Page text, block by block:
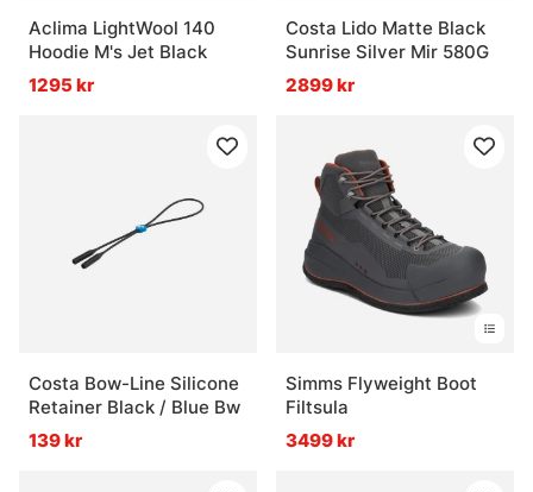
Vad är en flytoverall?
Aclima LightWool 140
Hoodie M's Jet Black
1295 kr
Costa Lido Matte Black
Sunrise Silver Mir 580G
2899 kr
Costa Bow-Line Silicone
Retainer Black / Blue Bw
139 kr
Simms Flyweight Boot
Filtsula
3499 kr